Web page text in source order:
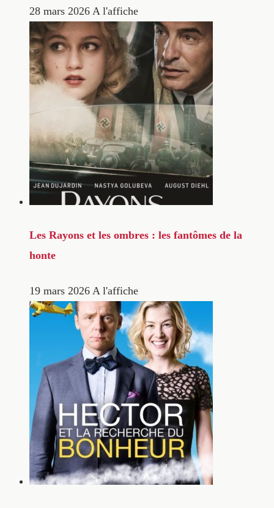
28 mars 2026 A l'affiche
Les Rayons et les ombres : les fantômes de la
honte
19 mars 2026 A l'affiche